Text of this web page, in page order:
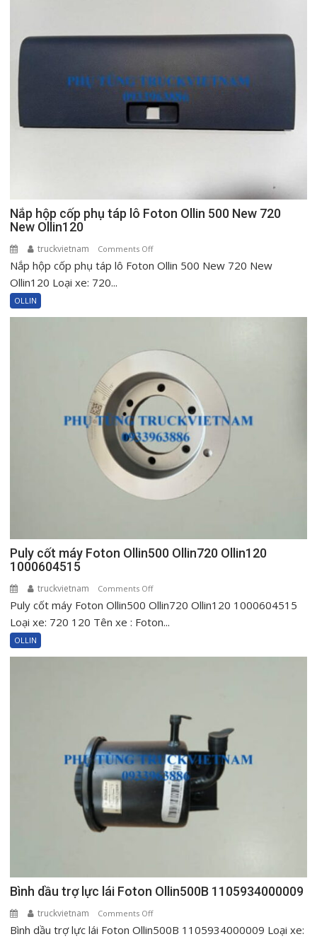
Nắp hộp cốp phụ táp lô Foton Ollin 500 New 720
New Ollin120
truckvietnam Comments Offon
Nắp
Ollin
500
720
New
Ollin120
Nắp hộp cốp phụ táp lô Foton Ollin 500 New 720 New
Ollin120 Loại xe: 720...
OLLIN
Puly cốt máy Foton Ollin500 Ollin720 Ollin120
1000604515
truckvietnam Comments Offon
Puly
cốt
Puly cốt máy Foton Ollin500 Ollin720 Ollin120 1000604515
Loại xe: 720 120 Tên xe : Foton...
OLLIN
Bình dầu trợ lực lái Foton Ollin500B 1105934000009
truckvietnam Comments Offon
Bình
Bình dầu trợ lực lái Foton Ollin500B 1105934000009 Loại xe: